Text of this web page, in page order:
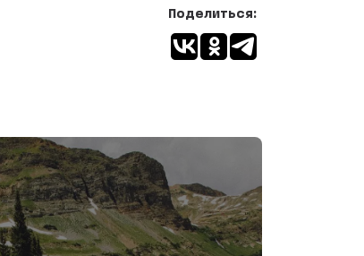
Поделиться: